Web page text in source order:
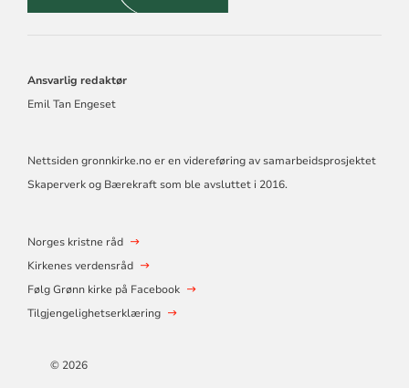
Ansvarlig redaktør
Emil Tan Engeset
Nettsiden gronnkirke.no er en videreføring av samarbeidsprosjektet
Skaperverk og Bærekraft som ble avsluttet i 2016.
Norges kristne råd
Kirkenes verdensråd
Følg Grønn kirke på Facebook
Tilgjengelighetserklæring
© 2026